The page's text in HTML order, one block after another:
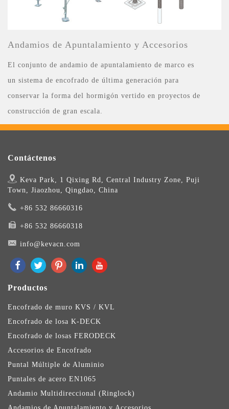
Andamios de Apuntalamiento y Accesorios
El conjunto de andamio de apuntalamiento de marco es
un sistema de encofrado de última generación para
conservar la forma del hormigón vertido en proyectos de
construcción de gran escala.
Contáctenos
Keva Park, 1 Qixing Rd, Central Industry Zone, Puji
Town, Jiaozhou, Qingdao, China
+86 532 86660316
+86 532 86660318
info@kevacn.com
Productos
Encofrado de muro KVS / KVL
Encofrado de losa K-DECK
Encofrado de losas FERODECK
Accesorios de Encofrado
Puntal Múltiple de Aluminio
Puntales de acero EN1065
Andamio Multidireccional (Ringlock)